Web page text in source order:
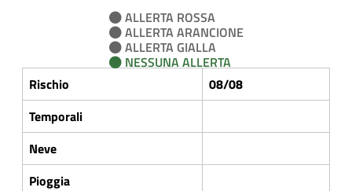
ALLERTA ROSSA
ALLERTA ARANCIONE
ALLERTA GIALLA
NESSUNA ALLERTA
Rischio
08/08
Temporali
Neve
Pioggia